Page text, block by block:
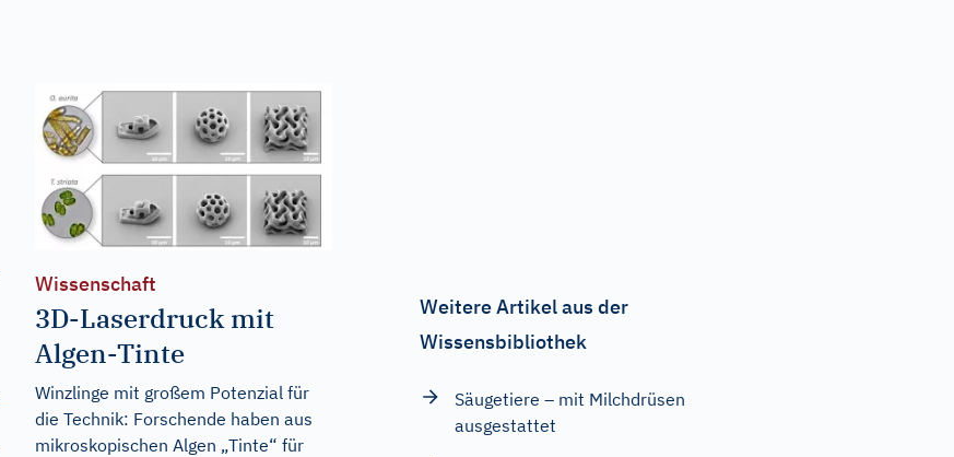
Wissenschaft
3D-Laserdruck mit
Algen-Tinte
Winzlinge mit großem Potenzial für
die Technik: Forschende haben aus
mikroskopischen Algen „Tinte“ für
Weitere Artikel aus der
Wissensbibliothek
Säugetiere – mit Milchdrüsen
ausgestattet